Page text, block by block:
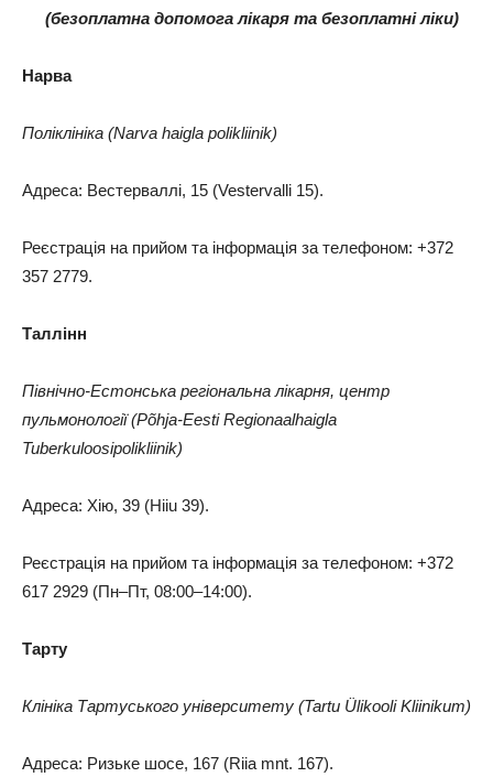
(безоплатна допомога лікаря та безоплатні ліки)
Нарва
Поліклініка (Narva haigla polikliinik)
Адреса: Вестерваллі, 15 (Vestervalli 15).
Реєстрація на прийом та інформація за телефоном: +372
357 2779.
Таллінн
Північно-Естонська регіональна лікарня, центр
пульмонології (Põhja-Eesti Regionaalhaigla
Tuberkuloosipolikliinik)
Адреса: Хію, 39 (Hiiu 39).
Реєстрація на прийом та інформація за телефоном: +372
617 2929 (Пн–Пт, 08:00–14:00).
Тарту
Клініка Тартуського університету (Tartu Ülikooli Kliinikum)
Адреса: Ризьке шосе, 167 (Riia mnt. 167).